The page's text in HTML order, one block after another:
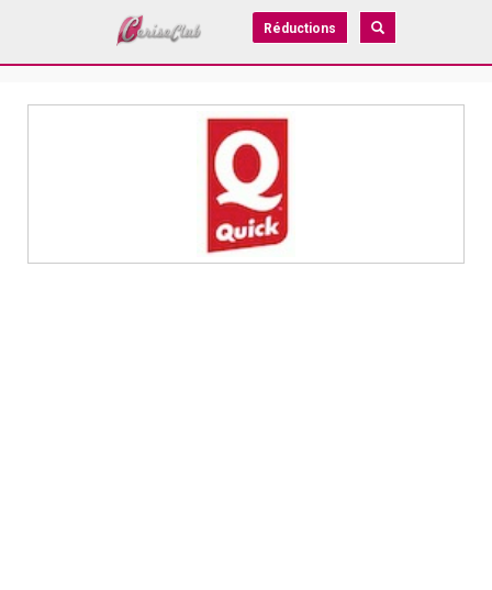
Réductions